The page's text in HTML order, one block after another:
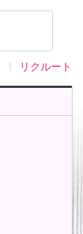
リクルート